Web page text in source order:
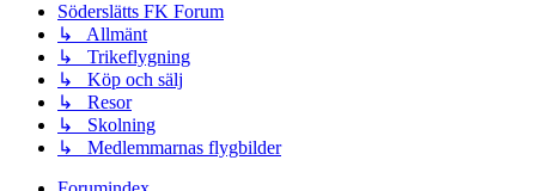
Söderslätts FK Forum
↳ Allmänt
↳ Trikeflygning
↳ Köp och sälj
↳ Resor
↳ Skolning
↳ Medlemmarnas flygbilder